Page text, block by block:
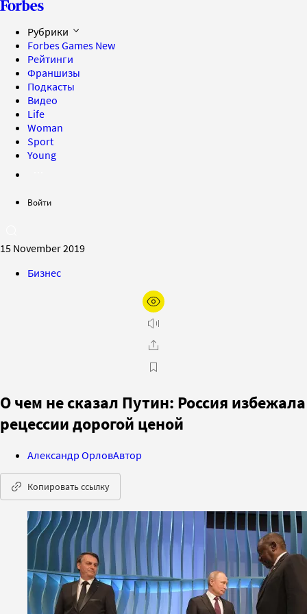
Рубрики
Forbes Games New
Рейтинги
Франшизы
Подкасты
Видео
Life
Woman
Sport
Young
Войти
15 November 2019
Бизнес
О чем не сказал Путин: Россия избежала
рецессии дорогой ценой
Александр ОрловАвтор
Копировать ссылку